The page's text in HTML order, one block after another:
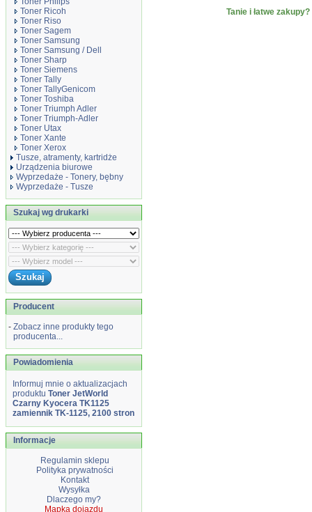
Toner Ricoh
Toner Riso
Toner Sagem
Toner Samsung
Toner Samsung / Dell
Toner Sharp
Toner Siemens
Toner Tally
Toner TallyGenicom
Toner Toshiba
Toner Triumph Adler
Toner Triumph-Adler
Toner Utax
Toner Xante
Toner Xerox
Tusze, atramenty, kartridże
Urządzenia biurowe
Wyprzedaże - Tonery, bębny
Wyprzedaże - Tusze
Szukaj wg drukarki
Producent
- Zobacz inne produkty tego
producenta...
Powiadomienia
Informuj mnie o aktualizacjach
produktu Toner JetWorld
Czarny Kyocera TK1125
zamiennik TK-1125, 2100 stron
Informacje
Regulamin sklepu
Polityka prywatności
Kontakt
Wysyłka
Dlaczego my?
Mapka dojazdu
Tanie i łatwe